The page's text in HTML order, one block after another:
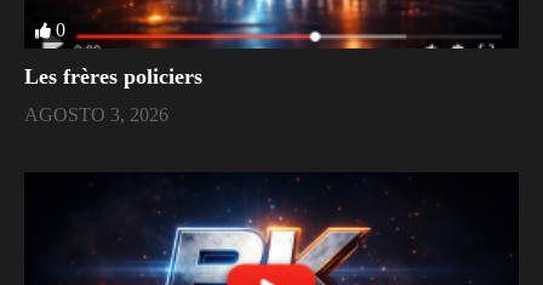
0
Les frères policiers
AGOSTO 3, 2026